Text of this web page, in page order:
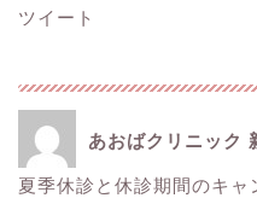
ツイート
あおばクリニック
夏季休診と休診期間のキャ